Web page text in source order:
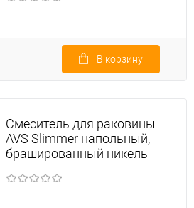
В корзину
Смеситель для раковины
AVS Slimmer напольный,
брашированный никель